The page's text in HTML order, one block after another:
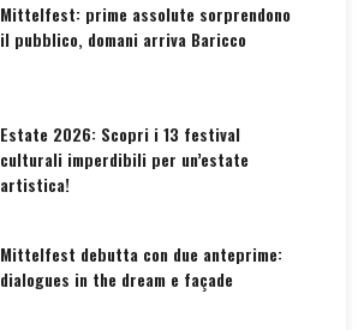
Mittelfest: prime assolute sorprendono
il pubblico, domani arriva Baricco
Estate 2026: Scopri i 13 festival
culturali imperdibili per un’estate
artistica!
Mittelfest debutta con due anteprime:
dialogues in the dream e façade